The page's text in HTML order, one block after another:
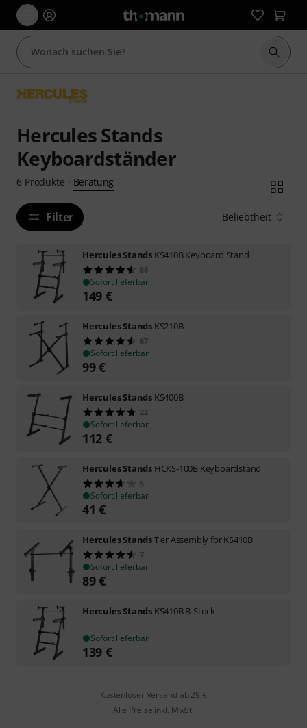
Suche
Hercules Stands
Keyboardständer
6 Produkte · Beratung
Filter Beliebtheit
Hercules Stands KS410B Keyboard Stand
88
Sofort lieferbar
149 €
Hercules Stands KS210B
67
Sofort lieferbar
99€
Hercules Stands KS400B
22
Sofort lieferbar
112 €
Hercules Stands HCKS-100B Keyboardstand
5
Sofort lieferbar
41 €
Hercules StandsTier Assembly for KS410B
7
Sofort lieferbar
89€
Hercules Stands KS410B B-Stock
Sofort lieferbar
139 €
Kostenloser Versand ab 29 €
Alle Preise inkl. MwSt.